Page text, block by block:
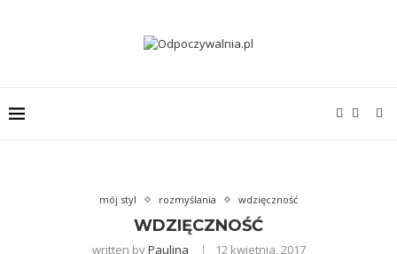
mój styl rozmyślania wdzięczność
WDZIĘCZNOŚĆ
written byPaulina 12 kwietnia, 2017